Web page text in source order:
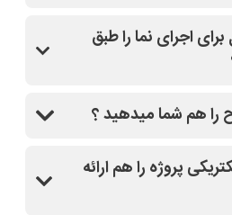
خودتون رو ثبت کنید،
باهاتون تماس میگیرند
اجرای نما را طبق
را هم شما میدهید ؟
پروژه را هم ارائه